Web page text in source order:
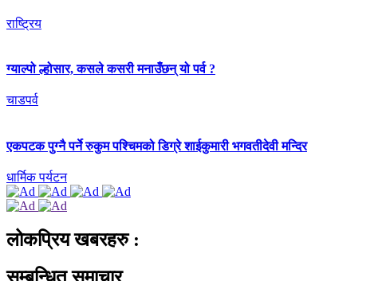
राष्ट्रिय
ग्याल्पो ल्होसार, कसले कसरी मनाउँछन् यो पर्व ?
चाडपर्व
एकपटक पुग्‍नै पर्ने रुकुम पश्चिमको डिग्रे शाईकुमारी भगवतीदेवी मन्दिर
धार्मिक पर्यटन
लोकप्रिय खबरहरु :
सम्बन्धित समाचार